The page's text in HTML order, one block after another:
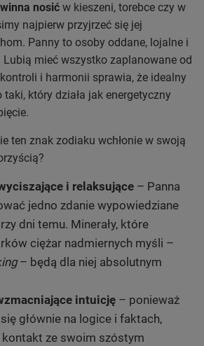
nosić w kieszeni, torebce czy w
najpierw przyjrzeć się jej
Panny to osoby oddane, lojalne i
Lubią mieć wszystko zaplanowane od
i harmonii sprawia, że idealny
który działa jak energetyczny
ten znak zodiaku wchłonie w swoją
i relaksujące – Panna
jedno zdanie wypowiedziane
dni temu. Minerały, które
ciężar nadmiernych myśli –
– będą dla niej absolutnym
intuicję – ponieważ
głównie na logice i faktach,
ze swoim szóstym